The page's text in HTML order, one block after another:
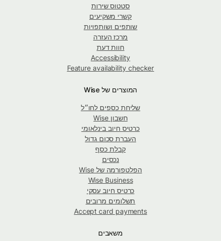
סטטוס שירות
קשרי משקיעים
שותפים ושותפויות
מרכז העזרה
חוות דעת
Accessibility
Feature availability checker
המוצרים של Wise
שליחת כספים לחו״ל
חשבון Wise
כרטיס חיוב בינלאומי
העברת סכום גדול
קבלת כסף
נכסים
הפלטפורמה של Wise
Wise Business
כרטיס חיוב עסקי
תשלומים מרובים
Accept card payments
משאבים